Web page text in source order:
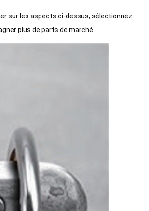
sur les aspects ci-dessus, sélectionnez
plus de parts de marché.